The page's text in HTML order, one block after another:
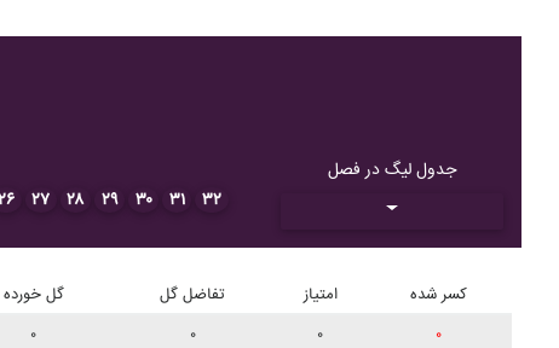
۲۷ ۲۸ ۲۹ ۳۰ ۳۱
۳۲
جدول لیگ در فصل
گل خورده تفاضل گل امتیاز کسر شده
۰ ۰ ۰ ۰